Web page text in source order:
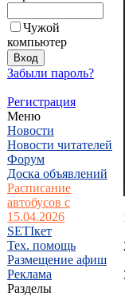
Чужой
компьютер
Забыли пароль?
Регистрация
Меню
Новости
Новости читателей
Форум
Доска объявлений
Расписание
автобусов с
15.04.2026
SETIкет
Тех. помощь
Размещение афиш
Реклама
Разделы